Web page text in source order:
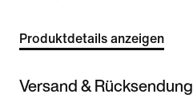
Produktdetails anzeigen
Versand & Rücksendung